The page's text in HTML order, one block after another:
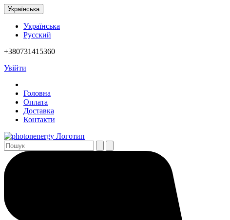
Українська
Українська
Русский
+380731415360
Увійти
Головна
Оплата
Доставка
Контакти